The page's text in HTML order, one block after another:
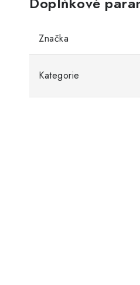
Značka
Kategorie